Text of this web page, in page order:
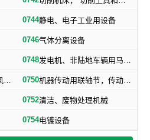
0744静电、电子工业用设备
0746气体分离设备
0748 发电机、非陆地车辆用马达和引擎及其零部件
泵，阀，气体压缩机，风机，，液压元件，气动元件 0750 机器传动用联轴节，传动带及其他机器零部件
0752清洁、废物处理机械
0754电镀设备